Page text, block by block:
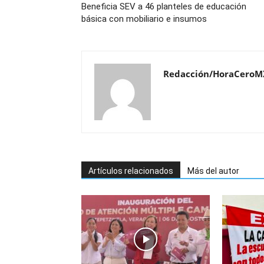
Beneficia SEV a 46 planteles de educación
básica con mobiliario e insumos
Redacción/
Artículos relacionados Más del autor